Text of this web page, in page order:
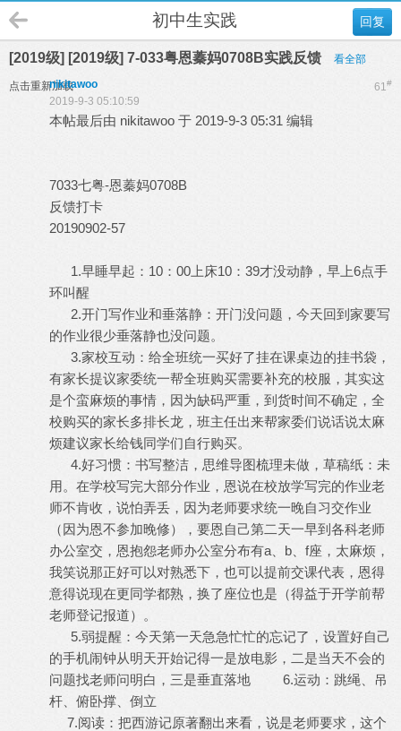
回复
初中生实践
[2019级] [2019级] 7-033粤恩蓁妈0708B实践反馈 看全部
点击重新加载 61#
nikitawoo
2019-9-3 05:10:59
本帖最后由 nikitawoo 于 2019-9-3 05:31 编辑
7033七粤-恩蓁妈0708B
反馈打卡
20190902-57
1.早睡早起：10：00上床10：39才没动静，早上6点手
环叫醒
2.开门写作业和垂落静：开门没问题，今天回到家要写
的作业很少垂落静也没问题。
3.家校互动：给全班统一买好了挂在课桌边的挂书袋，
有家长提议家委统一帮全班购买需要补充的校服，其实这
是个蛮麻烦的事情，因为缺码严重，到货时间不确定，全
校购买的家长多排长龙，班主任出来帮家委们说话说太麻
烦建议家长给钱同学们自行购买。
4.好习惯：书写整洁，思维导图梳理未做，草稿纸：未
用。在学校写完大部分作业，恩说在校放学写完的作业老
师不肯收，说怕弄丢，因为老师要求统一晚自习交作业
（因为恩不参加晚修），要恩自己第二天一早到各科老师
办公室交，恩抱怨老师办公室分布有a、b、f座，太麻烦，
我笑说那正好可以对熟悉下，也可以提前交课代表，恩得
意得说现在更同学都熟，换了座位也是（得益于开学前帮
老师登记报道）。
5.弱提醒：今天第一天急急忙忙的忘记了，设置好自己
的手机闹钟从明天开始记得一是放电影，二是当天不会的
问题找老师问明白，三是垂直落地 6.运动：跳绳、吊
杆、俯卧撑、倒立
7.阅读：把西游记原著翻出来看，说是老师要求，这个